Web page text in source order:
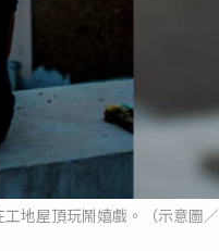
地屋頂玩鬧嬉戲。（示意圖／